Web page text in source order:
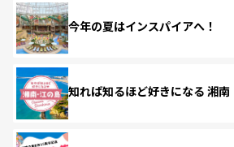
今年の夏はインスパイアへ！
知れば知るほど好きになる 湘南